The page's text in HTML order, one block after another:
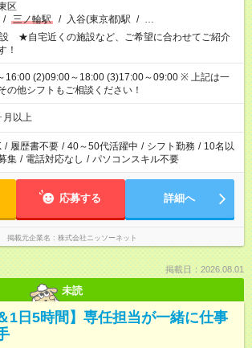
区
/ 三ノ輪駅 / 入谷(東京都)駅 / …
★自宅近くの施設など、ご希望に合わせてご紹介
！
(2)09:00～18:00 (3)17:00～09:00 ※ 上記は一
の他シフトもご相談ください！
月以上
/ 履歴書不要 / 40～50代活躍中 / シフト勤務 / 10名以
集 / 電話対応なし / パソコンスキル不要
応募する 詳細へ
掲載元企業名 株式会社ニッソーネット
掲載日：2026.08.01
未読
1日5時間】専任担当が一緒に仕事